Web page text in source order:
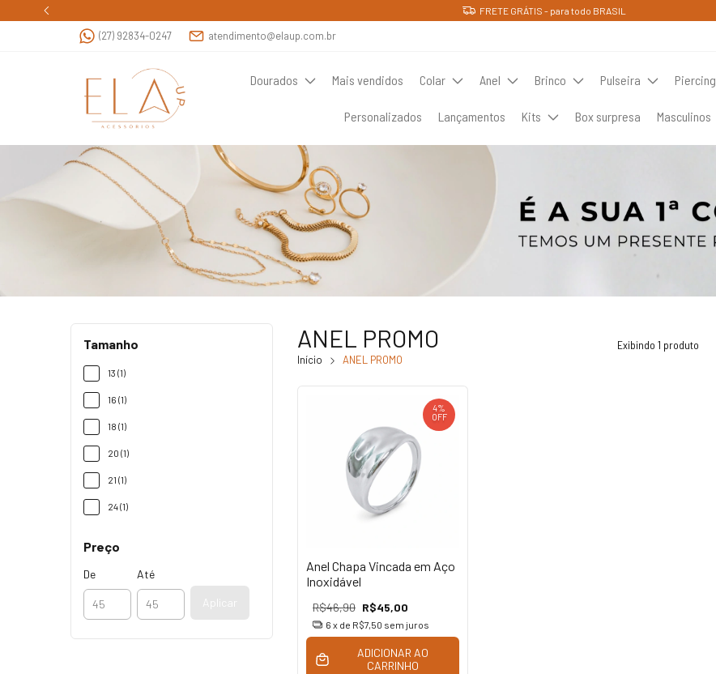
FRETE GRÁTIS - para todo BRASIL
(27) 92834-0247 atendimento@elaup.com.br
Dourados Mais vendidos Colar Anel Brinco Pulseira Piercing
Personalizados Lançamentos Kits Box surpresa Masculinos
Tamanho
13 (1)
16 (1)
18 (1)
20 (1)
21 (1)
24 (1)
Preço
De Até
Aplicar
ANEL PROMO
Início ANEL PROMO
Exibindo 1 produto
4%
OFF
Anel Chapa Vincada em Aço
Inoxidável
R$46,90 R$45,00
6 x de R$7,50 sem juros
ADICIONAR AO
CARRINHO